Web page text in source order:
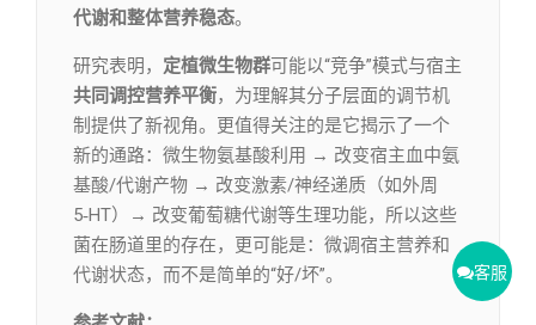
代谢和整体营养稳态。
研究表明， 定植微生物群可能以“竞争”模式与宿主
共同调控营养平衡，为理解其分子层面的调节机
制提供了新视角。更值得关注的是它揭示了一个
新的通路：微生物氨基酸利用 → 改变宿主血中氨
基酸/代谢产物 → 改变激素/神经递质（如外周
5‑HT）→ 改变葡萄糖代谢等生理功能，所以这些
菌在肠道里的存在，更可能是：微调宿主营养和
代谢状态，而不是简单的“好/坏”。
客服